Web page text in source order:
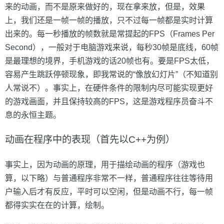
来的动画，而不是原来做好的，现在拿来放，但是，效果
上，我们还是一帧一帧的播放，只不过每一帧都是实时计算
出来的。每一秒播放的帧数就是常提起的FPS（Frames Per
Second），一般对于电脑游戏来说，每秒30帧是底线，60帧
是最理想的境界，手机游戏的话20帧也有。要是FPS太低，
容易产生跳跃停顿现象，即我常说的“像放幻灯片”（不知道别
人常说不）。事实上，在硬件条件的限制内尽可能实现更好
的游戏画面，并且保持较高的FPS，这是游戏程序员奋斗不
息的永恒主题。
动画在程序中的表现（首先以C++为例）
事实上，因为动画的原理，用于描绘动画的程序（游戏也
算，以下略）与普通程序非常不一样，普通程序往往等待用
户输入后才有反应，平时可以空闲，但是动画不行，每一帧
都得实实在在的计算，绘制。